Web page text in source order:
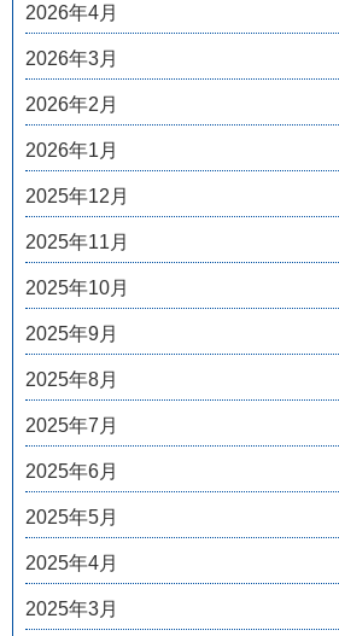
2026年4月
2026年3月
2026年2月
2026年1月
2025年12月
2025年11月
2025年10月
2025年9月
2025年8月
2025年7月
2025年6月
2025年5月
2025年4月
2025年3月